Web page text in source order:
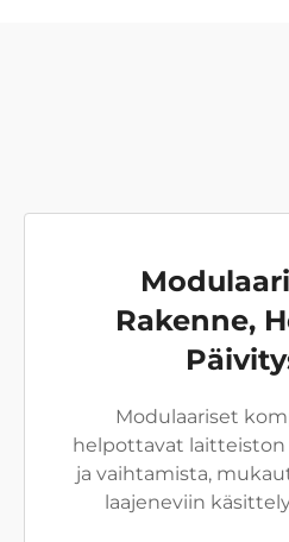
Rakenne,
Modulaariset
helpottavat
ja vaihtamista,
laajeneviin